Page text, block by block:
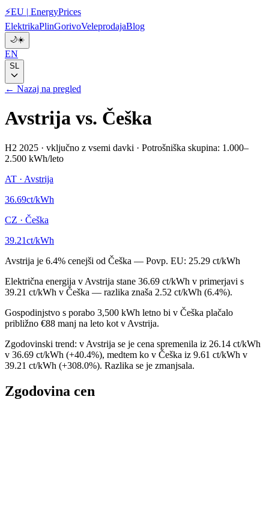
⚡EU | EnergyPrices
ElektrikaPlinGorivoVeleprodajaBlog
🌙☀️
EN
SL
← Nazaj na pregled
Avstrija vs. Češka
H2 2025 · vključno z vsemi davki · Potrošniška skupina: 1.000–
2.500 kWh/leto
AT · Avstrija
36.69ct/kWh
CZ · Češka
39.21ct/kWh
Avstrija je 6.4% cenejši od Češka — Povp. EU: 25.29 ct/kWh
Električna energija v Avstrija stane 36.69 ct/kWh v primerjavi s
39.21 ct/kWh v Češka — razlika znaša 2.52 ct/kWh (6.4%).
Gospodinjstvo s porabo 3,500 kWh letno bi v Češka plačalo
približno €88 manj na leto kot v Avstrija.
Zgodovinski trend: v Avstrija se je cena spremenila iz 26.14 ct/kWh
v 36.69 ct/kWh (+40.4%), medtem ko v Češka iz 9.61 ct/kWh v
39.21 ct/kWh (+308.0%). Razlika se je zmanjsala.
Zgodovina cen